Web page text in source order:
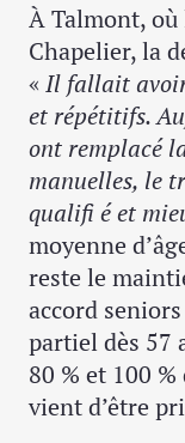
À Talmont,
Chapelier, la
« Il fallait avoir
et répétitifs.
ont remplacé
manuelles, le
qualifi é et
moyenne
reste le
accord
partiel dès 57
80 % et 100
vient d’être